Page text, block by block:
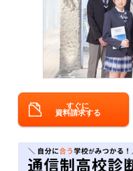
すぐに
資料請求する